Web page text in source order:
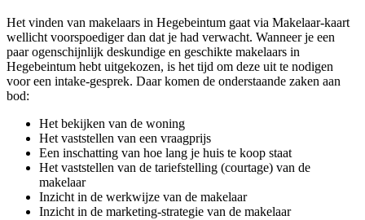
Het vinden van makelaars in Hegebeintum gaat via Makelaar-kaart
wellicht voorspoediger dan dat je had verwacht. Wanneer je een
paar ogenschijnlijk deskundige en geschikte makelaars in
Hegebeintum hebt uitgekozen, is het tijd om deze uit te nodigen
voor een intake-gesprek. Daar komen de onderstaande zaken aan
bod:
Het bekijken van de woning
Het vaststellen van een vraagprijs
Een inschatting van hoe lang je huis te koop staat
Het vaststellen van de tariefstelling (courtage) van de
makelaar
Inzicht in de werkwijze van de makelaar
Inzicht in de marketing-strategie van de makelaar